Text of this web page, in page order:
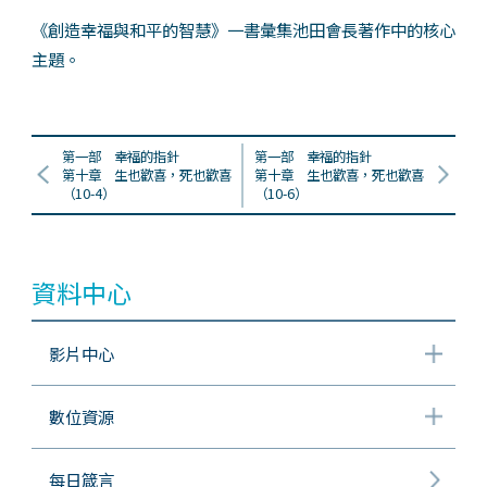
《創造幸福與和平的智慧》一書彙集池田會長著作中的核心
主題。
第一部 幸福的指針
第十章 生也歡喜，死也歡喜
（10-4）
第一部 幸福的指針
第十章 生也歡喜，死也歡喜
（10-6）
資料中心
影片中心
數位資源
每日箴言